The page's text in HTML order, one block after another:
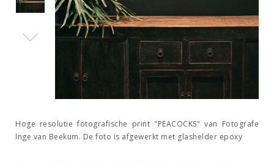
Hoge resolutie fotografische print "PEACOCKS" van Fotografe
Inge van Beekum. De foto is afgewerkt met glashelder epoxy